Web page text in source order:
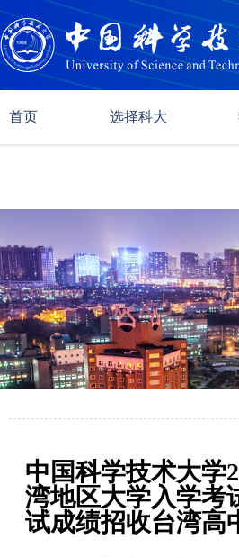
首页 选择科大
中国科学技术大学
湾地区大学入学考
试成绩招收台湾高